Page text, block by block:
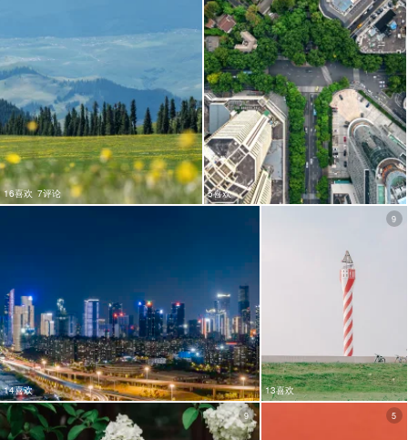
16喜欢 7评论 5喜欢
14喜欢 13喜欢
9
9 5